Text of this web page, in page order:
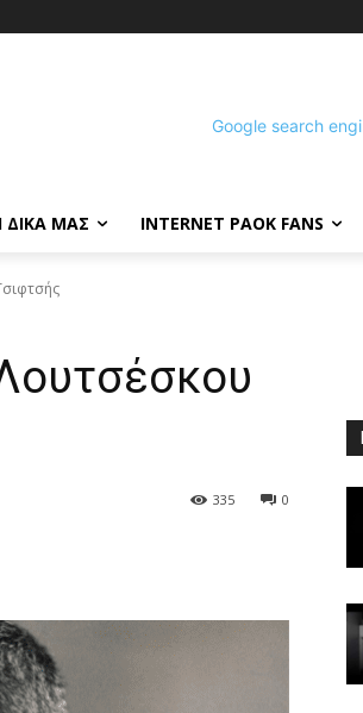
ΔΙΚΑ ΜΑΣ INTERNET PAOK FANS
0
335